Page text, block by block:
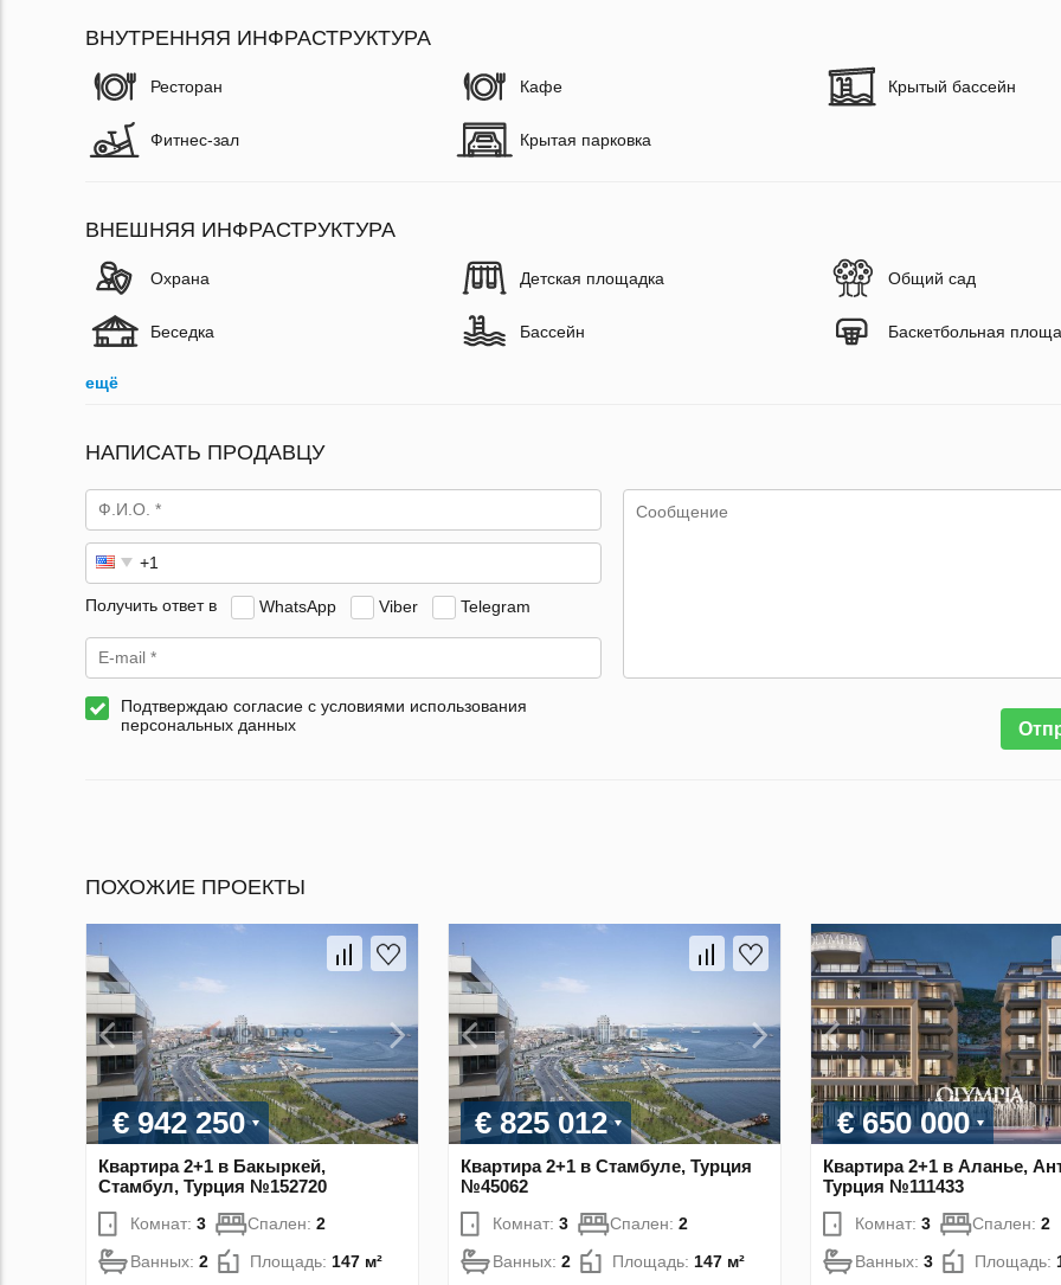
ВНУТРЕННЯЯ ИНФРАСТРУКТУРА
Ресторан Кафе Крытый бассейн
Фитнес-зал Крытая парковка
ВНЕШНЯЯ ИНФРАСТРУКТУРА
Охрана Детская площадка Общий сад
Беседка Бассейн Баскетбольная
ещё
НАПИСАТЬ ПРОДАВЦУ
Получить ответ в WhatsApp Viber Telegram
Подтверждаю согласие с условиями использования
персональных данных
ПОХОЖИЕ ПРОЕКТЫ
€ 942 250
Квартира 2+1 в Бакыркей,
Стамбул, Турция №152720
Комнат: 3 Спален: 2
Ванных: 2 Площадь: 147 м²
€ 825 012
Квартира 2+1 в Стамбуле, Турция
№45062
Комнат: 3 Спален: 2
Ванных: 2 Площадь: 147 м²
€ 650 000
Квартира 2+1 в Аланье,
Турция №111433
Комнат: 3 Спален: 2
Ванных: 3 Площадь: